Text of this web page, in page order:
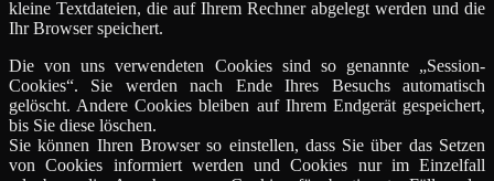
kleine Textdateien, die auf Ihrem Rechner abgelegt werden und die
Ihr Browser speichert.
Die von uns verwendeten Cookies sind so genannte „Session-
Cookies“. Sie werden nach Ende Ihres Besuchs automatisch
gelöscht. Andere Cookies bleiben auf Ihrem Endgerät gespeichert,
bis Sie diese löschen.
Sie können Ihren Browser so einstellen, dass Sie über das Setzen
von Cookies informiert werden und Cookies nur im Einzelfall